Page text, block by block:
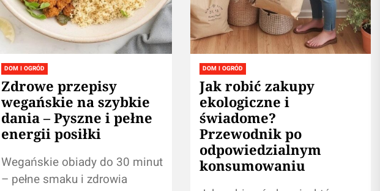
DOM I OGRÓD
Zdrowe przepisy
wegańskie na szybkie
dania – Pyszne i pełne
energii posiłki
Wegańskie obiady do 30 minut
– pełne smaku i zdrowia
DOM I OGRÓD
Jak robić zakupy
ekologiczne i
świadome?
Przewodnik po
odpowiedzialnym
konsumowaniu